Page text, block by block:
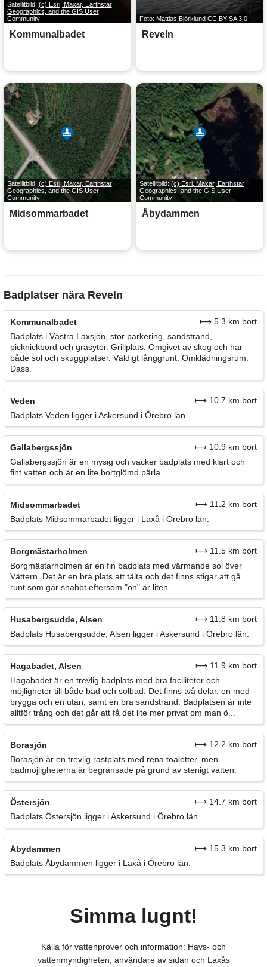
Satellitbild: (c) Esri, Maxar, Earthstar
Geographics, and the GIS User
Community
Kommunalbadet
Foto: Mattias Björklund CC BY-SA 3.0
Reveln
Satellitbild: (c) Esri, Maxar, Earthstar
Geographics, and the GIS User
Community
Midsommarbadet
Satellitbild:(c) Esri, Maxar, Earthstar
Geographics, and the GIS User
Community
Åbydammen
Badplatser nära Reveln
Kommunalbadet
⟼ 5.3 km bort
Badplats i Västra Laxsjön, stor parkering, sandstrand,
picknickbord och gräsytor. Grillplats. Omgivet av skog och har
både sol och skuggplatser. Väldigt långgrunt. Omklädningsrum.
Dass.
Veden
⟼ 10.7 km bort
Badplats Veden ligger i Askersund i Örebro län.
Gallabergssjön
⟼ 10.9 km bort
Gallabergssjön är en mysig och vacker badplats med klart och
fint vatten och är en lite bortglömd pärla.
Midsommarbadet
⟼ 11.2 km bort
Badplats Midsommarbadet ligger i Laxå i Örebro län.
Borgmästarholmen
⟼ 11.5 km bort
Borgmästarholmen är en fin badplats med värmande sol över
Vättern. Det är en bra plats att tälta och det finns stigar att gå
runt som går snabbt eftersom "ön" är liten.
Husabergsudde, Alsen
⟼ 11.8 km bort
Badplats Husabergsudde, Alsen ligger i Askersund i Örebro län.
Hagabadet, Alsen
⟼ 11.9 km bort
Hagabadet är en trevlig badplats med bra faciliteter och
möjligheter till både bad och solbad. Det finns två delar, en med
brygga och en utan, samt en bra sandstrand. Badplatsen är inte
alltför trång och det går att få det lite mer privat om man ö...
Borasjön
⟼ 12.2 km bort
Borasjön är en trevlig rastplats med rena toaletter, men
badmöjligheterna är begränsade på grund av stenigt vatten.
Östersjön
⟼ 14.7 km bort
Badplats Östersjön ligger i Askersund i Örebro län.
Åbydammen
⟼ 15.3 km bort
Badplats Åbydammen ligger i Laxå i Örebro län.
Simma lugnt!
Källa för vattenprover och information: Havs- och
vattenmyndigheten, användare av sidan och Laxås